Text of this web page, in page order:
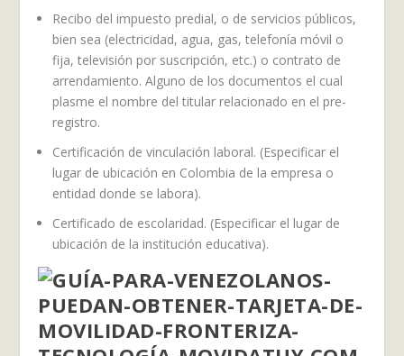
Recibo del impuesto predial, o de servicios públicos,
bien sea (electricidad, agua, gas, telefonía móvil o
fija, televisión por suscripción, etc.) o contrato de
arrendamiento. Alguno de los documentos el cual
plasme el nombre del titular relacionado en el pre-
registro.
Certificación de vinculación laboral. (Especificar el
lugar de ubicación en Colombia de la empresa o
entidad donde se labora).
Certificado de escolaridad. (Especificar el lugar de
ubicación de la institución educativa).